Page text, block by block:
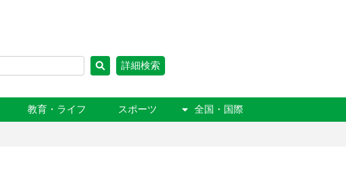
詳細検索
教育・ライフ スポーツ 全国・国際